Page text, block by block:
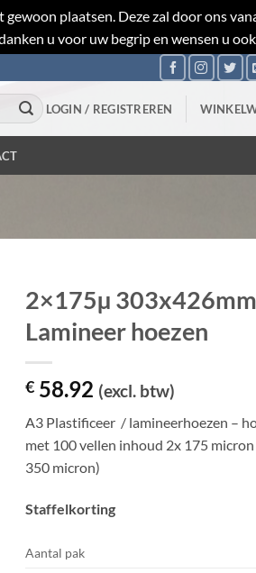
plaatsen. Deze zal door ons
u voor uw begrip en wensen u
LOGIN / REGISTREREN
2×175µ
Lamineer hoezen
€ 58.92 (excl. btw)
A3 Plastificeer / lamineerhoezen –
met 100 vellen inhoud 2x 175
350 micron)
Staffelkorting
Aantal pak